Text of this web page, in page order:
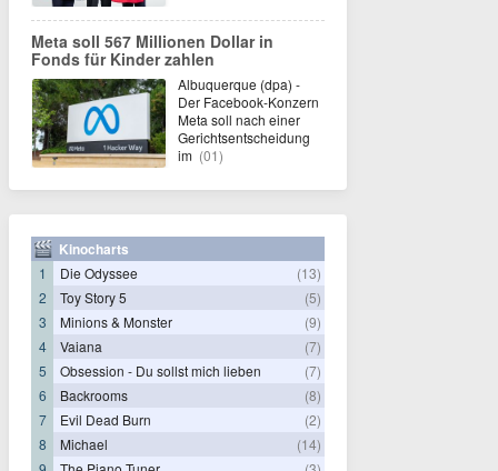
Meta soll 567 Millionen Dollar in
Fonds für Kinder zahlen
Albuquerque (dpa) -
Der Facebook-Konzern
Meta soll nach einer
Gerichtsentscheidung
im (01)
Kinocharts
1 Die Odyssee
(13)
2
Toy Story 5
(5)
3
Minions & Monster
(9)
4
Vaiana
(7)
5
Obsession - Du sollst mich lieben
(7)
6
Backrooms
(8)
7
Evil Dead Burn
(2)
8
Michael
(14)